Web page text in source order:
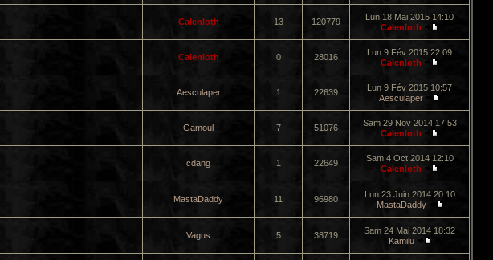
Calenloth 13 120779
Lun 18 Mai 2015 14:10
Calenloth
Calenloth 0 28016
Lun 9 Fév 2015 22:09
Calenloth
Aesculaper 1 22639
Lun 9 Fév 2015 10:57
Aesculaper
Gamoul 7 51076
Sam 29 Nov 2014 17:53
Calenloth
cdang 1 22649
Sam 4 Oct 2014 12:10
Calenloth
MastaDaddy 11 96980
Lun 23 Juin 2014 20:10
MastaDaddy
Vagus 5 38719
Sam 24 Mai 2014 18:32
Kamilu